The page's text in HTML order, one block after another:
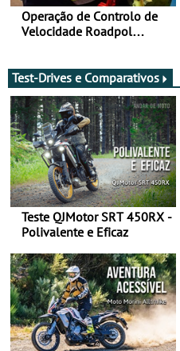
Operação de Controlo de
Velocidade Roadpol
Test-Drives e Comparativos
Teste QJMotor SRT 450RX -
Polivalente e Eficaz